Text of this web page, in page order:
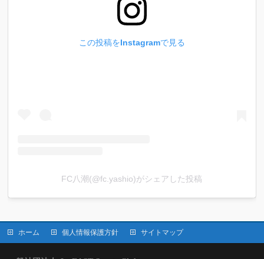
この投稿をInstagramで見る
FC八潮(@fc.yashio)がシェアした投稿
ホーム 個人情報保護方針 サイトマップ